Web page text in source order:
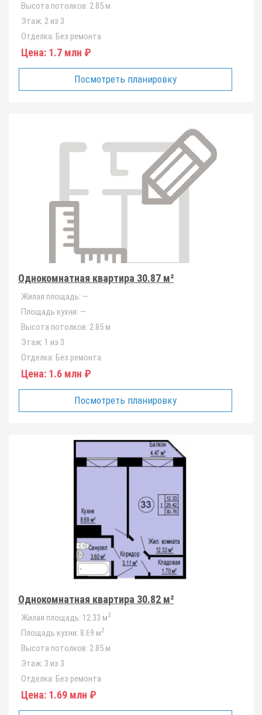
Высота потолков: 2.85 м
Этаж: 2 из 3
Отделка: Без ремонта
Цена: 1.7 млн ₽
Посмотреть планировку
Однокомнатная квартира 30.87 м²
Жилая площадь: —
Площадь кухни: —
Высота потолков: 2.85 м
Этаж: 1 из 3
Отделка: Без ремонта
Цена: 1.6 млн ₽
Посмотреть планировку
Однокомнатная квартира 30.82 м²
Жилая площадь: 12.33 м2
Площадь кухни: 8.69 м2
Высота потолков: 2.85 м
Этаж: 3 из 3
Отделка: Без ремонта
Цена: 1.69 млн ₽